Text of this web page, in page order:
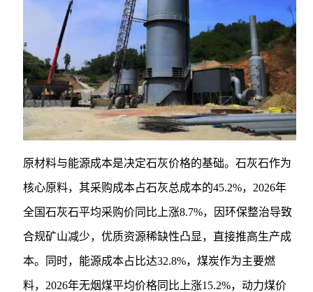
原材料与能源成本是决定石灰价格的基础。石灰石作为
核心原料，其采购成本占石灰总成本的45.2%，2026年
全国石灰石平均采购价同比上涨8.7%，因环保整治导致
合规矿山减少，优质资源稀缺性凸显，直接推高生产成
本。同时，能源成本占比达32.8%，煤炭作为主要燃
料，2026年无烟煤平均价格同比上涨15.2%，动力煤价